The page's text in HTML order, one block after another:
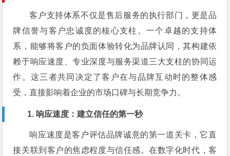
客户支持体系不仅是售后服务的执行部门，更是品
牌信誉与客户忠诚度的核心支柱。一个卓越的支持体
系，能够将客户的负面体验转化为品牌认同，其构建依
赖于响应速度、专业深度与服务渠道三大支柱的协同运
作。这三者共同决定了客户在与品牌互动时的整体感
受，直接影响着企业的市场口碑与长期竞争力。
1. 响应速度：建立信任的第一秒
响应速度是客户评估品牌诚意的第一道关卡，它直
接关联到客户的焦虑程度与信任感。在数字化时代，客